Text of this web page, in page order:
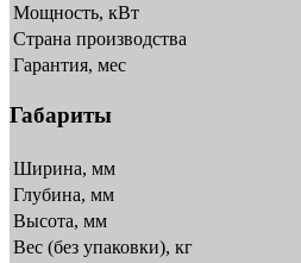
Мощность, кВт
Страна производства
Гарантия, мес
Габариты
Ширина, мм
Глубина, мм
Высота, мм
Вес (без упаковки), кг